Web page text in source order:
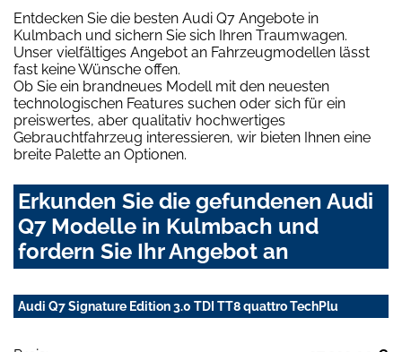
Entdecken Sie die besten Audi Q7 Angebote in
Kulmbach und sichern Sie sich Ihren Traumwagen.
Unser vielfältiges Angebot an Fahrzeugmodellen lässt
fast keine Wünsche offen.
Ob Sie ein brandneues Modell mit den neuesten
technologischen Features suchen oder sich für ein
preiswertes, aber qualitativ hochwertiges
Gebrauchtfahrzeug interessieren, wir bieten Ihnen eine
breite Palette an Optionen.
Erkunden Sie die gefundenen Audi
Q7 Modelle in Kulmbach und
fordern Sie Ihr Angebot an
Audi Q7 Signature Edition 3.0 TDI TT8 quattro TechPlu